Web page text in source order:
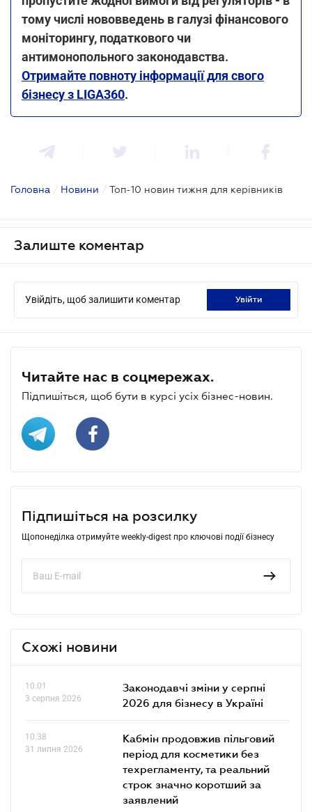
тому числі нововведень в галузі фінансового
моніторингу, податкового чи
антимонопольного законодавства.
Отримайте повноту інформації для свого
бізнесу з LIGA360.
Головна / Новини / Топ-10 новин тижня для керівників
Залиште коментар
Увійдіть, щоб залишити коментар увійти
Читайте нас в соцмережах.
Підпишіться, щоб бути в курсі усіх бізнес-новин.
Підпишіться на розсилку
Щопонеділка отримуйте weekly-digest про ключові події бізнесу
Схожі новини
10.01
3 серпня 2026
Законодавчі зміни у серпні
2026 для бізнесу в Україні
10.38
31 липня 2026
Кабмін продовжив пільговий
період для косметики без
техрегламенту, та реальний
строк значно коротший за
заявлений